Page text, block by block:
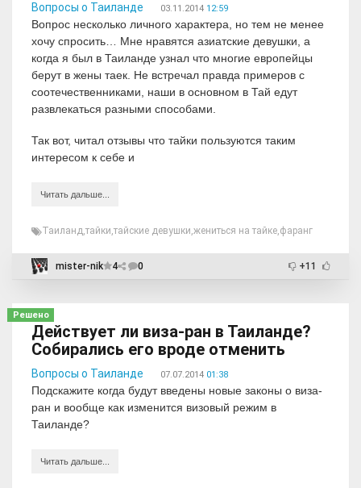
Вопросы о Таиланде 03.11.2014 12:59
Вопрос несколько личного характера, но тем не менее
хочу спросить… Мне нравятся азиатские девушки, а
когда я был в Таиланде узнал что многие европейцы
берут в жены таек. Не встречал правда примеров с
соотечественниками, наши в основном в Тай едут
развлекаться разными способами.
Так вот, читал отзывы что тайки пользуются таким
интересом к себе и
Читать дальше...
Таиланд,тайки,тайские девушки,жениться на тайке,фаранг
mister-nik 4 0 +11
Решено
Действует ли виза-ран в Таиланде?
Собирались его вроде отменить
Вопросы о Таиланде 07.07.2014 01:38
Подскажите когда будут введены новые законы о виза-
ран и вообще как изменится визовый режим в
Таиланде?
Читать дальше...